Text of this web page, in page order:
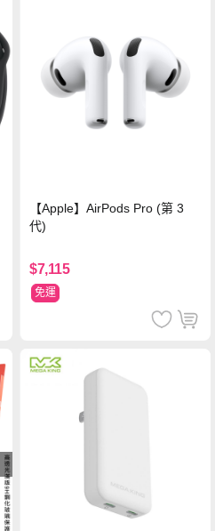
【Apple】AirPods Pro (第 3
代)
$7,115
免運